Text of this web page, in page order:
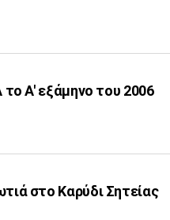
το Α' εξάμηνο του 2006
στο Καρύδι Σητείας